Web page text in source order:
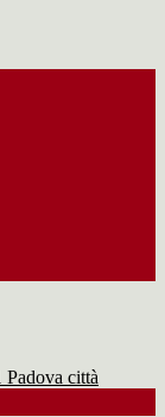
Padova città